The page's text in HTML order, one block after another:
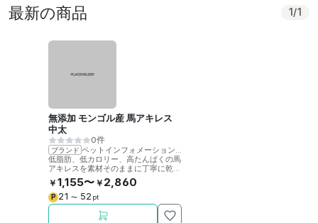
最新の商品 1 /1
無添加 モンゴル産 馬アキレス
中太
0件
ブランド
低脂肪、低カロリー、高たんぱくの馬
アキレスを素材そのままに丁寧に乾燥
させました。噛むことで歯の健康をサ
ポート。
￥ 1,155〜 ￥ 2,860
P 21 〜 52 pt